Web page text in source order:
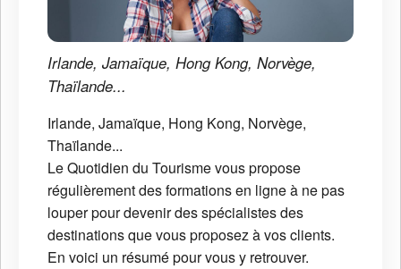
Irlande, Jamaïque, Hong Kong, Norvège,
Thaïlande...
Irlande, Jamaïque, Hong Kong, Norvège,
Thaïlande...
Le Quotidien du Tourisme vous propose
régulièrement des formations en ligne à ne pas
louper pour devenir des spécialistes des
destinations que vous proposez à vos clients.
En voici un résumé pour vous y retrouver.